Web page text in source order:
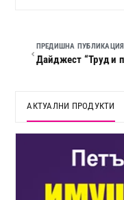
ПРЕДИШНА ПУБЛИКАЦИЯ
АКТУАЛНИ ПРОДУКТИ